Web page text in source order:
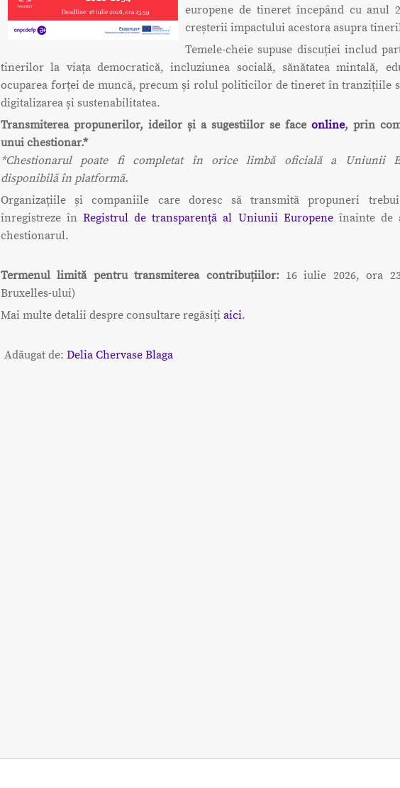
europene de tineret începând cu anul
creșterii impactului acestora asupra
Temele-cheie supuse discuției includ
tinerilor la viața democratică, incluziunea socială, sănătatea mintală,
ocuparea forței de muncă, precum și rolul politicilor de tineret în tranzițiile
digitalizarea și sustenabilitatea.
Transmiterea propunerilor, ideilor și a sugestiilor se face online, prin
unui chestionar.*
*Chestionarul poate fi completat în orice limbă oficială a Uniunii
disponibilă în platformă.
Organizațiile și companiile care doresc să transmită propuneri
înregistreze înRegistrul de transparență al Uniunii Europeneînainte de
chestionarul.
Termenul limită pentru transmiterea contribuțiilor: 16 iulie 2026, ora
Bruxelles-ului)
Mai multe detalii despre consultare regăsiți aici.
Adăugat de: Delia Chervase Blaga